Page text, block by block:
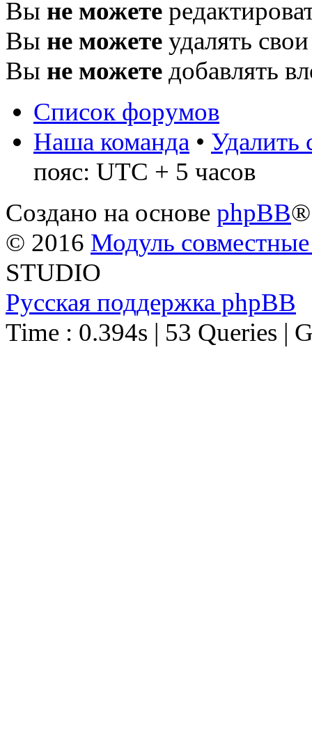
Вы не можете
Вы не можете удалять
Вы не можете добавлять
Список форумов
Наша команда • Удалить
пояс: UTC + 5 часов
Создано на основе phpBB®
© 2016 Модуль
STUDIO
Русская поддержка phpBB
Time : 0.394s | 53 Queries |